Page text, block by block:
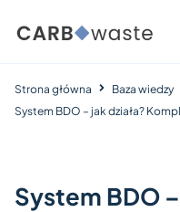
Strona główna
Baza wiedzy
System BDO – jak działa?
System BDO